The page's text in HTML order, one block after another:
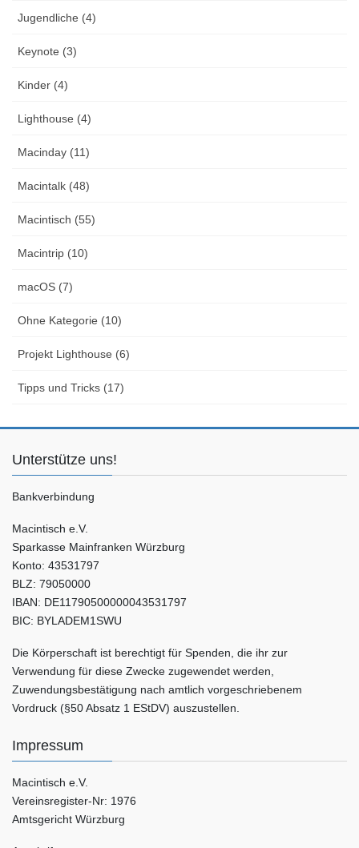
Jugendliche (4)
Keynote (3)
Kinder (4)
Lighthouse (4)
Macinday (11)
Macintalk (48)
Macintisch (55)
Macintrip (10)
macOS (7)
Ohne Kategorie (10)
Projekt Lighthouse (6)
Tipps und Tricks (17)
Unterstütze uns!
Bankverbindung
Macintisch e.V.
Sparkasse Mainfranken Würzburg
Konto: 43531797
BLZ: 79050000
IBAN: DE11790500000043531797
BIC: BYLADEM1SWU
Die Körperschaft ist berechtigt für Spenden, die ihr zur
Verwendung für diese Zwecke zugewendet werden,
Zuwendungsbestätigung nach amtlich vorgeschriebenem
Vordruck (§50 Absatz 1 EStDV) auszustellen.
Impressum
Macintisch e.V.
Vereinsregister-Nr: 1976
Amtsgericht Würzburg